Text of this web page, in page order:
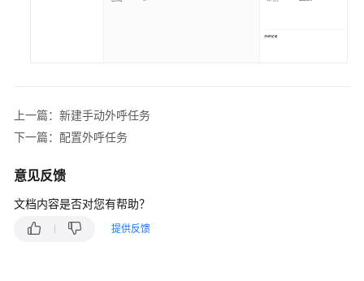
上一篇：新建手动外呼任务
下一篇：配置外呼任务
意见反馈
文档内容是否对您有帮助？
提供反馈